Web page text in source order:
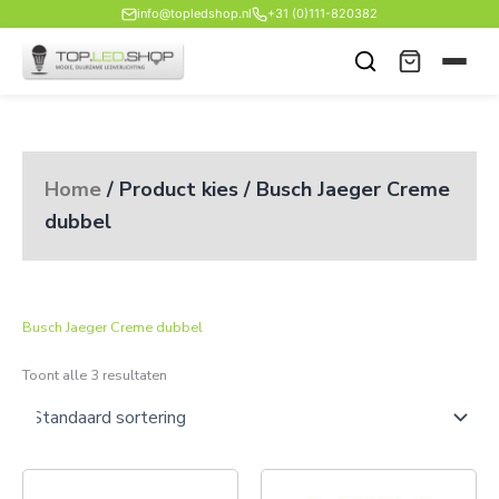
naar
inhoud
info@topledshop.nl +31 (0)111-820382
Home/ Product kies / Busch Jaeger Creme
dubbel
Busch Jaeger Creme dubbel
Toont alle 3 resultaten
Prijsklasse: